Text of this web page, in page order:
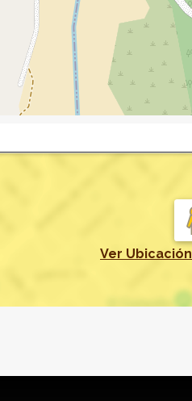
Ver Ubicación